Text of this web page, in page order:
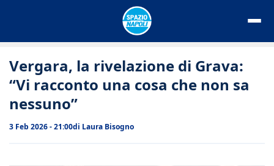
Vergara, la rivelazione di Grava:
“Vi racconto una cosa che non sa
nessuno”
3 Feb 2026 - 21:00di Laura Bisogno